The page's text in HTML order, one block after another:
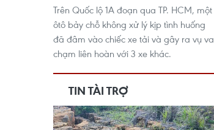
Trên Quốc lộ 1A đoạn qua TP. HCM, một
ôtô bảy chỗ không xử lý kịp tình huống
đã đâm vào chiếc xe tải và gây ra vụ va
chạm liên hoàn với 3 xe khác.